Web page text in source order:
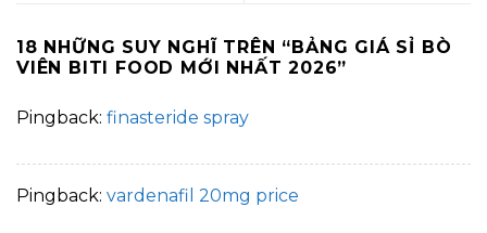
18 NHỮNG SUY NGHĨ TRÊN “BẢNG GIÁ SỈ BÒ
VIÊN BITI FOOD MỚI NHẤT 2026”
Pingback: finasteride spray
Pingback: vardenafil 20mg price